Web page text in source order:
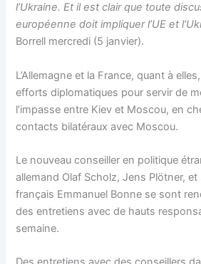
l’Ukraine. Et il est clair que toute
européenne doit impliquer l’UE et
Borrell mercredi (5 janvier).
L’Allemagne et la France, quant à
efforts diplomatiques pour servir de
l’impasse entre Kiev et Moscou, en
contacts bilatéraux avec Moscou.
Le nouveau conseiller en politique
allemand Olaf Scholz, Jens Plötner,
français Emmanuel Bonne se sont
des entretiens avec de hauts
semaine.